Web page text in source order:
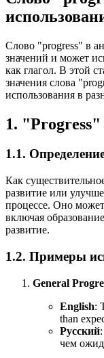
Слово "progress" в
значений и может
как глагол. В этой
значения слова
использования в
1. "Progress"
1.1.
Как
развитие или
процессе. Оно может
включая
развитие.
1.2. Примеры
General
English:
than
Русский
чем